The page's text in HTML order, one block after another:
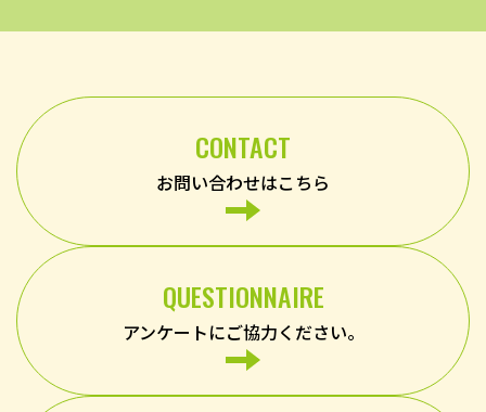
CONTACT
お問い合わせはこちら
QUESTIONNAIRE
アンケートにご協力ください。